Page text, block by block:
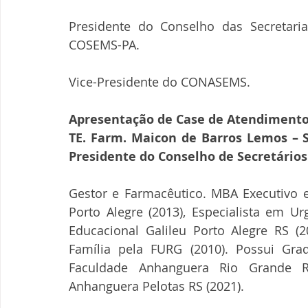
Presidente do Conselho das
COSEMS-PA.
Vice-Presidente do CONASEMS.
Apresentação de Case de
TE. Farm. Maicon de Barros Lemos
Presidente do Conselho de Secretários
Gestor e Farmacêutico. MBA
Porto Alegre (2013), Especialista em
Educacional Galileu Porto Alegre RS
Família pela FURG (2010). Possui
Faculdade Anhanguera Rio
Anhanguera Pelotas RS (2021).